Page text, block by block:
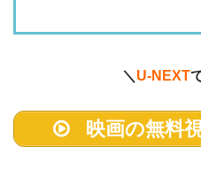
＼ U-NEXT
映画の無料